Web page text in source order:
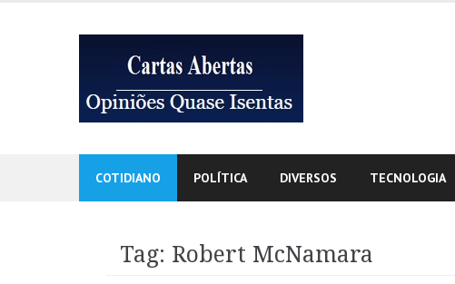
COTIDIANO POLÍTICA DIVERSOS TECNOLOGIA
Tag: Robert McNamara